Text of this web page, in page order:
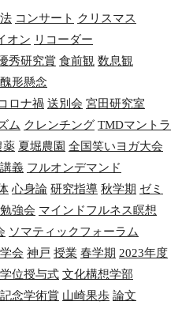
コンサート クリスマス
オン リコーダー
秀研究賞 食前観 数息観
形懸念
ロナ禍 送別会 宮田研究室
ム クレンチング TMDマントラ
薬 夏堀農園 全国笑いヨガ大会
講義 フルオンデマンド
心身論 研究指導 秋学期 ゼミ
強会 マインドフルネス瞑想
ソマティックフォーラム
会 神戸 授業 春学期 2023年度
学位授与式 文化構想学部
念学術賞 山崎果歩 論文